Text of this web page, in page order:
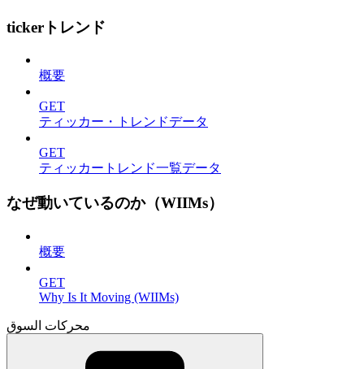
tickerトレンド
概要
GET
ティッカー・トレンドデータ
GET
ティッカートレンド一覧データ
なぜ動いているのか（WIIMs）
概要
GET
Why Is It Moving (WIIMs)
محركات السوق